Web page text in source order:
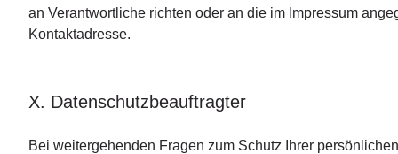
an Verantwortliche richten oder an die im Impressum
Kontaktadresse.
X. Datenschutzbeauftragter
Bei weitergehenden Fragen zum Schutz Ihrer